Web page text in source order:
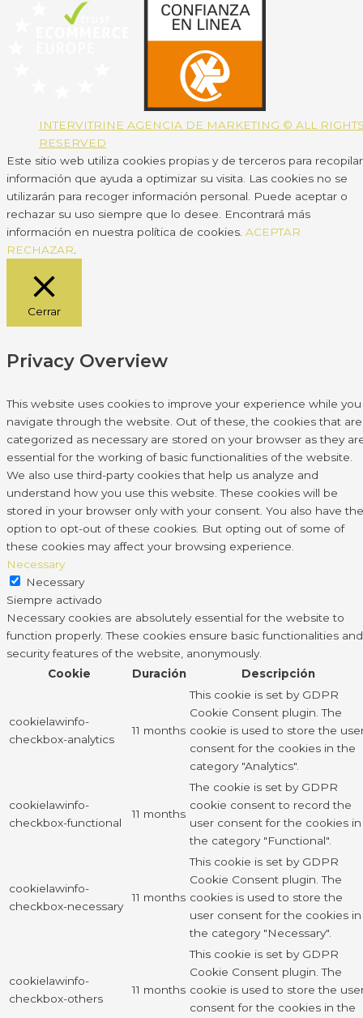
INTERVITRINE AGENCIA DE MARKETING © ALL
RESERVED
Este sitio web utiliza cookies propias y de terceros para recopilar
información que ayuda a optimizar su visita. Las cookies no se
utilizarán para recoger información personal. Puede aceptar o
rechazar su uso siempre que lo desee. Encontrará más
información en nuestra política de cookies. ACEPTAR
RECHAZAR
Cerrar
Privacy Overview
This website uses cookies to improve your experience while you
navigate through the website. Out of these, the cookies that are
categorized as necessary are stored on your browser as they
essential for the working of basic functionalities of the website.
We also use third-party cookies that help us analyze and
understand how you use this website. These cookies will be
stored in your browser only with your consent. You also have the
option to opt-out of these cookies. But opting out of some of
these cookies may affect your browsing experience.
Necessary
Necessary
Siempre activado
Necessary cookies are absolutely essential for the website to
function properly. These cookies ensure basic functionalities and
security features of the website, anonymously.
Cookie
Duración Descripción
cookielawinfo-
checkbox-analytics
11 months
This cookie is set by GDPR
Cookie Consent plugin. The
cookie is used to store the
consent for the cookies in the
category "Analytics".
cookielawinfo-
checkbox-functional
11 months
The cookie is set by GDPR
cookie consent to record the
user consent for the cookies in
the category "Functional".
cookielawinfo-
checkbox-necessary
11 months
This cookie is set by GDPR
Cookie Consent plugin. The
cookies is used to store the
user consent for the cookies in
the category "Necessary".
cookielawinfo-
checkbox-others
11 months
This cookie is set by GDPR
Cookie Consent plugin. The
cookie is used to store the
consent for the cookies in the